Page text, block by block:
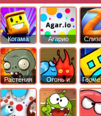
Когама Агарио
Растения
против
Зомби
Огонь и
Вода